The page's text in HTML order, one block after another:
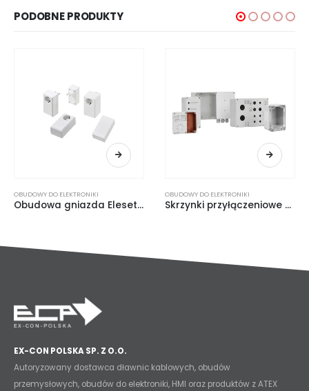
PODOBNE PRODUKTY
OBUDOWY DO ELEKTRONIKI
Skrzynki przyłączeniowe Euromas z tworzywa ABS/PC
OBUDOWY DO ELEKTRONIKI
Obudowy Alurail na szynę DIN
EX-CON POLSKA SP. Z O.O.
Autoryzowany dostawca dławnic kablowych, obudów
przemysłowych, obudów do elektroniki, HMI oraz produktów z ATEX